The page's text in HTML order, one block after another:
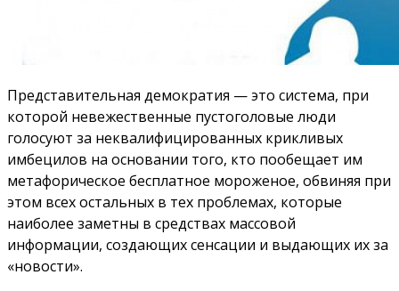
Представительная демократия — это система, при
которой невежественные пустоголовые люди
голосуют за неквалифицированных крикливых
имбецилов на основании того, кто пообещает им
метафорическое бесплатное мороженое, обвиняя при
этом всех остальных в тех проблемах, которые
наиболее заметны в средствах массовой
информации, создающих сенсации и выдающих их за
«новости».